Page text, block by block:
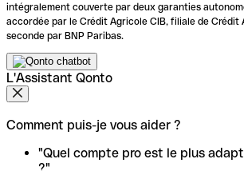
intégralement couverte par deux garanties
accordée par le Crédit Agricole CIB, filiale de Crédit
seconde par BNP Paribas.
L'Assistant Qonto
Comment puis-je vous aider ?
"Quel compte pro est le plus